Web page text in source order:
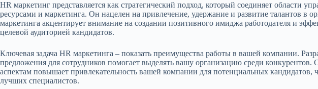
HR маркетинг представляется как стратегический подход, который соединяет области
ресурсами и маркетинга. Он нацелен на привлечение, удержание и развитие талантов в
маркетинга акцентирует внимание на создании позитивного имиджа работодателя и
целевой аудиторией кандидатов.
Ключевая задача HR маркетинга – показать преимущества работы в вашей компании.
предложения для сотрудников помогает выделять вашу организацию среди
аспектам повышает привлекательность вашей компании для потенциальных
лучших специалистов.